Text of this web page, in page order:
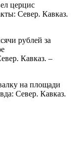
церцис
Север. Кавказ.
рублей за
Кавказ. –
на площади
Север. Кавказ.